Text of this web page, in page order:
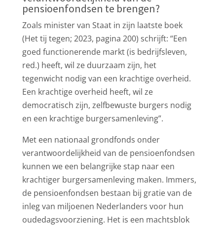
pensioenfondsen te brengen?
Zoals minister van Staat in zijn laatste boek
(Het tij tegen; 2023, pagina 200) schrijft: “Een
goed functionerende markt (is bedrijfsleven,
red.) heeft, wil ze duurzaam zijn, het
tegenwicht nodig van een krachtige overheid.
Een krachtige overheid heeft, wil ze
democratisch zijn, zelfbewuste burgers nodig
en een krachtige burgersamenleving”.
Met een nationaal grondfonds onder
verantwoordelijkheid van de pensioenfondsen
kunnen we een belangrijke stap naar een
krachtiger burgersamenleving maken. Immers,
de pensioenfondsen bestaan bij gratie van de
inleg van miljoenen Nederlanders voor hun
oudedagsvoorziening. Het is een machtsblok